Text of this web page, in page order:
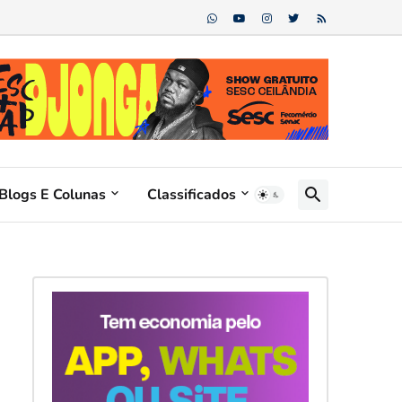
E Colunas Classificados